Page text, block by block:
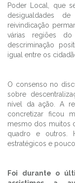
Poder Local, que
desigualdades
reivindicação
várias regiões
descriminação
igual entre os
O consenso no
sobre
nível da ação. A
concretizar ficou
mesmo dos muitos
quadro e outros.
estratégicos e
Foi durante o